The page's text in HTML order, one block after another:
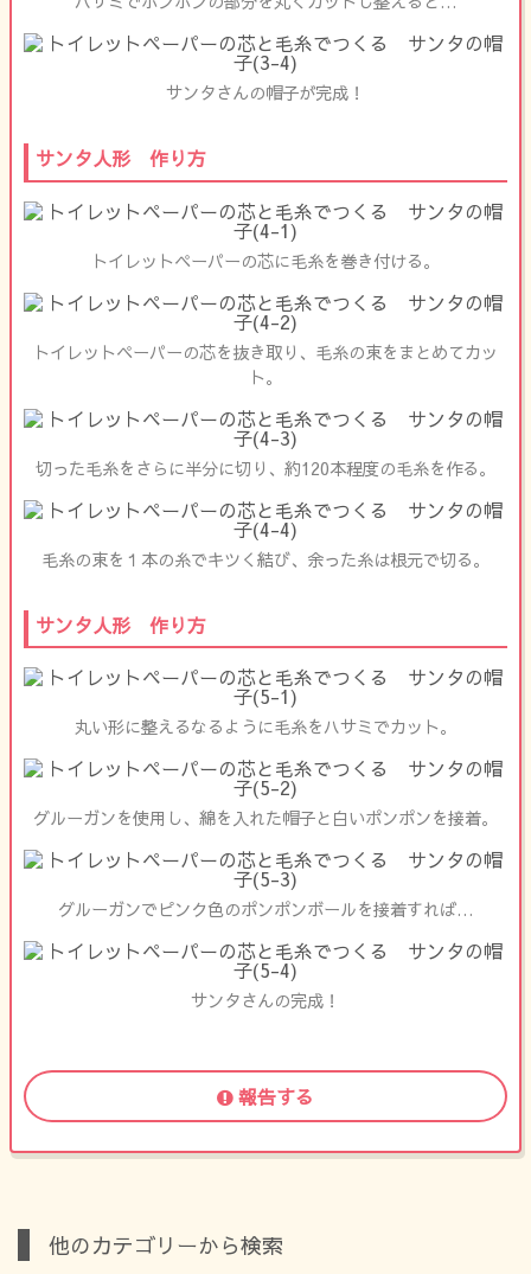
サンタさんの帽子が完成！
サンタ人形 作り方
トイレットペーパーの芯に毛糸を巻き付ける。
トイレットペーパーの芯を抜き取り、毛糸の束をまとめてカッ
ト。
切った毛糸をさらに半分に切り、約120本程度の毛糸を作る。
毛糸の束を１本の糸でキツく結び、余った糸は根元で切る。
サンタ人形 作り方
丸い形に整えるなるように毛糸をハサミでカット。
グルーガンを使用し、綿を入れた帽子と白いポンポンを接着。
グルーガンでピンク色のポンポンボールを接着すれば…
サンタさんの完成！
報告する
他のカテゴリーから検索